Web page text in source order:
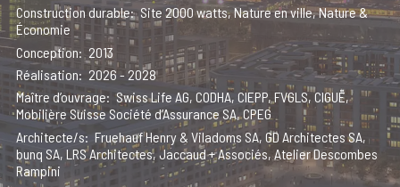
Construction durable Site 2000 watts, Nature en ville, Nature &
Économie
Conception
2013
Réalisation
2026 - 2028
Maître d’ouvrage
Swiss Life AG, CODHA, CIEPP, FVGLS, CIGUË,
Mobilière Suisse Société d’Assurance SA, CPEG
Architecte/s
Fruehauf Henry & Viladoms SA, GD Architectes SA,
bunq SA, LRS Architectes, Jaccaud + Associés, Atelier Descombes
Rampini